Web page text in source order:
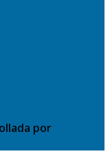
por